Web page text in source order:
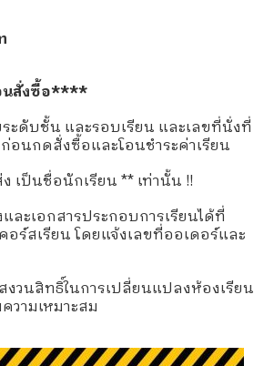
นสั่งซื้อ****
ะดับชั้น และรอบเรียน และเลขที่นั่งที่
อนกดสั่งซื้อและโอนชำระค่าเรียน
เป็นชื่อนักเรียน ** เท่านั้น !!
ละเอกสารประกอบการเรียนได้ที่
อร์สเรียน โดยแจ้งเลขที่ออเดอร์และ
งวนสิทธิ์ในการเปลี่ยนแปลงห้องเรียน
วามเหมาะสม